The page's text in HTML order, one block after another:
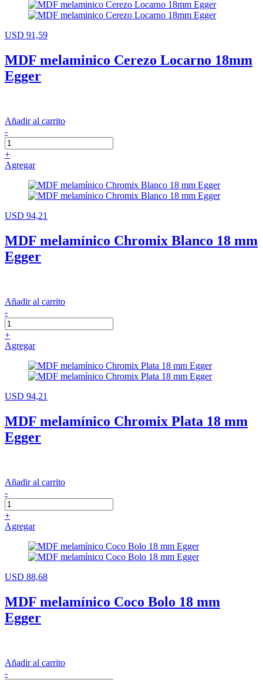
USD 91,59
MDF melaminico Cerezo Locarno 18mm
Egger
Añadir al carrito
-
+
Agregar
USD 94,21
MDF melamínico Chromix Blanco 18 mm
Egger
Añadir al carrito
-
+
Agregar
USD 94,21
MDF melamínico Chromix Plata 18 mm
Egger
Añadir al carrito
-
+
Agregar
USD 88,68
MDF melamínico Coco Bolo 18 mm
Egger
Añadir al carrito
-